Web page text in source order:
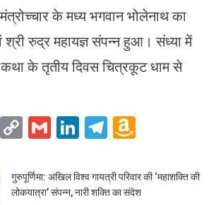
के मध्य भगवान भोलेनाथ का
श्री रुद्र महायज्ञ संपन्न हुआ। संध्या में
के तृतीय दिवस चित्रकूट धाम से
WhatsApp
CopyGmailLinkedIn
Telegram
List
गुरुपूर्णिमा: अखिल विश्व गायत्री परिवार की ‘महाशक्ति की
लोकयात्रा’ संपन्न, नारी शक्ति का संदेश